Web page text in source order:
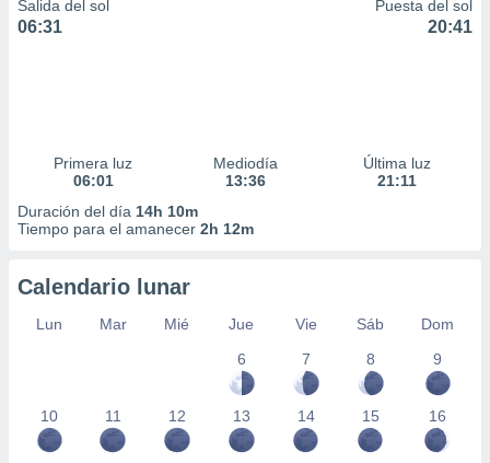
Salida del sol
06:31
Puesta del sol
20:41
Primera luz
06:01
Mediodía
13:36
Última luz
21:11
Duración del día 14h 10m
Tiempo para el amanecer 2h 12m
Calendario lunar
Lun Mar Mié Jue Vie Sáb
Dom
6
7 8 9
10 11 12 13 14 15 16